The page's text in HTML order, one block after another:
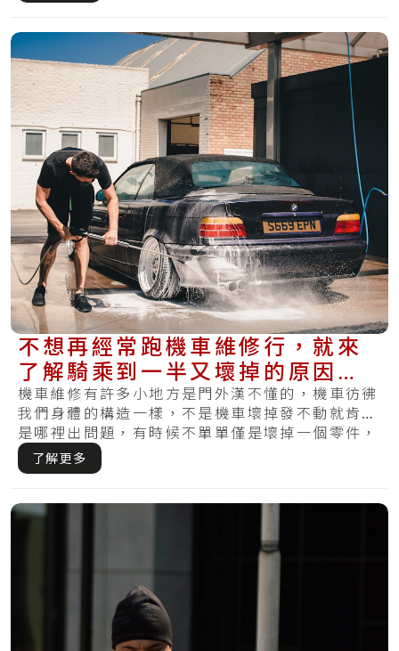
不想再經常跑機車維修行，就來
了解騎乘到一半又壞掉的原因＆
日常的保養方法
機車維修有許多小地方是門外漢不懂的，機車彷彿
我們身體的構造一樣，不是機車壞掉發不動就肯定
是哪裡出問題，有時候不單單僅是壞掉一個零件，
反而.....
了解更多